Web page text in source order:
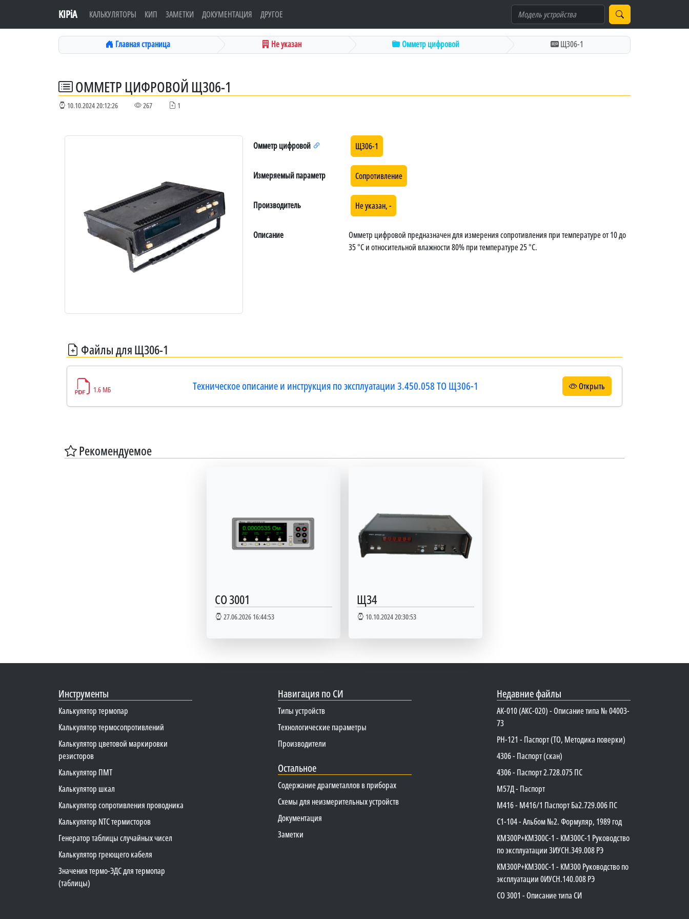
KIPiA КАЛЬКУЛЯТОРЫ КИП ЗАМЕТКИ ДОКУМЕНТАЦИЯ ДРУГОЕ
Главная страница Не указан Омметр цифровой Щ306-1
ОММЕТР ЦИФРОВОЙ Щ306-1
10.10.2024 20:12:26 267 1
Омметр цифровой Щ306-1
Измеряемый параметр Сопротивление
Производитель Не указан, -
Описание
Омметр цифровой предназначен для измерения сопротивления при температуре от 10 до
35 °C и относительной влажности 80% при температуре 25 °C.
Файлы для Щ306-1
1.6 МБ Техническое описание и инструкция по эксплуатации 3.450.058 ТО Щ306-1 Открыть
Рекомендуемое
СО 3001
27.06.2026 16:44:53
Щ34
10.10.2024 20:30:53
Инструменты
Калькулятор термопар
Калькулятор термосопротивлений
Калькулятор цветовой маркировки
резисторов
Калькулятор ПМТ
Калькулятор шкал
Калькулятор сопротивления проводника
Калькулятор NTC термисторов
Генератор таблицы случайных чисел
Калькулятор греющего кабеля
Значения термо-ЭДС для термопар
(таблицы)
Навигация по СИ
Типы устройств
Технологические параметры
Производители
Остальное
Содержание драгметаллов в приборах
Схемы для неизмерительных устройств
Документация
Заметки
Недавние файлы
АК-010 (АКС-020) - Описание типа № 04003-
73
PH-121 - Паспорт (ТО, Методика поверки)
4306 - Паспорт (скан)
4306 - Паспорт 2.728.075 ПС
М57Д - Паспорт
М416 - М416/1 Паспорт Ба2.729.006 ПС
C1-104 - Альбом №2. Формуляр, 1989 год
КМ300Р+КМ300С-1 - КМ300C-1 Руководство
по эксплуатации 3ИУСН.349.008 РЭ
КМ300Р+КМ300С-1 - КМ300 Руководство по
эксплуатации 0ИУСН.140.008 РЭ
СО 3001 - Описание типа СИ